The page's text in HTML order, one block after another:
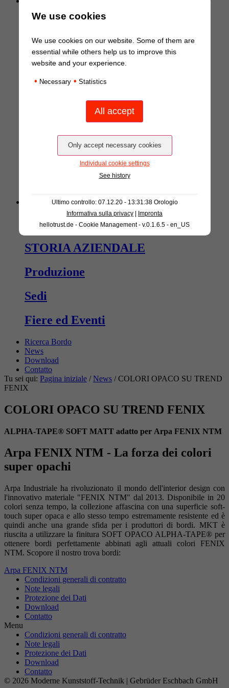
Design
Goffrature
Finiture Superficiali
Abbinamento perfetto
PROGRAMMA DI MAGAZZINO
APPLICAZIONI SPECIALI ET
Ammini­strazione
STORIA AZIENDALE
Produzione
Sedi
Fiere ed Eventi
Ricerca Bordo
News
Download
Contatto
Tu sei qui: Pagina iniziale /News /COLORI OPACO SU TREND
FENIX
COLORI OPACO SU TREND FENIX
ALPHA-TAPE® SOFT MATT adatto per Arpa FENIX NTM
Arpa FENIX NTM - La forza dei colori
super opachi
Arpa Industriale ha rivoluzionato il mondo dell'interior design con
l'innovativo materiale "FENIX NTM" dal 2013. Disponibile in 20
colori senza tempo, la collezione affascina con una superficie soft-
touch super opaca e allo stesso tempo estremamente resistente ed è
quindi anche una grande sfida per i produttori di bordi. MKT è
riuscita a utilizzare la finitura SOFT OPACO ALPHA-TAPE® per
ottenere bordi perfettamente abbinati agli attuali colori FENIX
NTM. Scopore il nostro trova bordi:
Arpa FENIX NTM
Condizioni generali di contratto
Note legali
Protezione dei Dati
Download
Contatto
Menu
Condizioni generali di contratto
Note legali
Protezione dei Dati
Download
Contatto
© 2026 Moderne Kunststoff-Technik | Gebrüder Eschbach GmbH
We use cookies
We use cookies on our website. Some of them are
essential while others help us to improve this
website and your experience.
• Necessary • Statistics
Individual cookie settings
See history
Ultimo controllo: 07.12.20 - 13:31:38 Orologio
Informativa sulla privacy
Impronta
hellotrust.de - Cookie Management - v.0.1.6.5 - en_US